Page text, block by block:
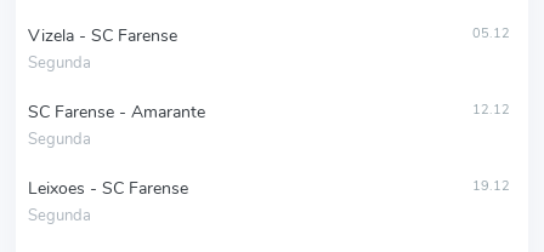
Vizela - SC Farense
Segunda
05.12
SC Farense - Amarante
Segunda
12.12
Leixoes - SC Farense
Segunda
19.12